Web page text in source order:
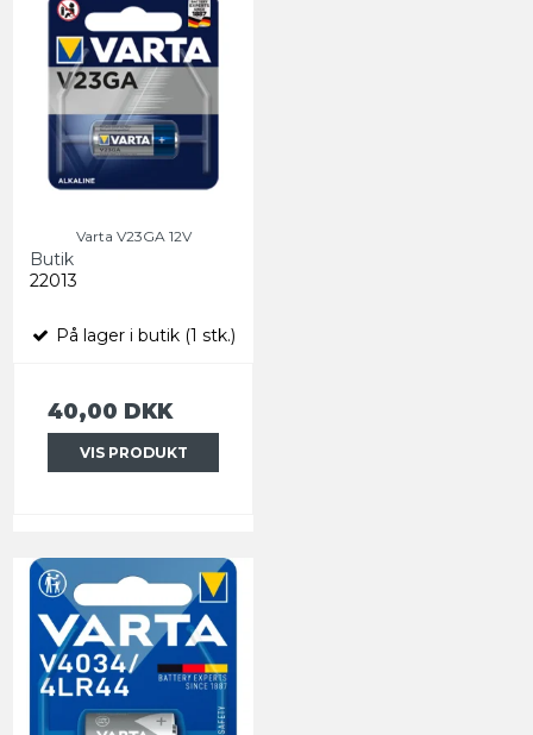
Varta V23GA 12V
Butik
22013
På lager i butik (1 stk.)
40,00 DKK
VIS PRODUKT